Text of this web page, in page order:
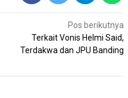
Pos berikutnya
Terkait Vonis Helmi Said,
Terdakwa dan JPU Banding